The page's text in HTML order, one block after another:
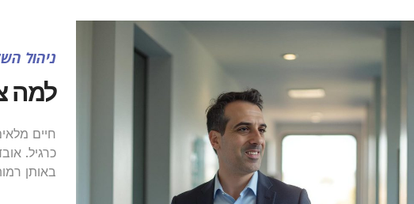
ניהול
למה
חיים
כרגיל.
באותן